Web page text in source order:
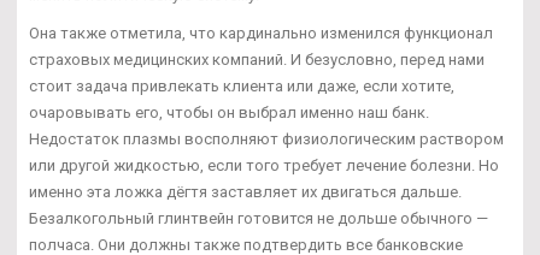
Она также отметила, что кардинально изменился функционал
страховых медицинских компаний. И безусловно, перед нами
стоит задача привлекать клиента или даже, если хотите,
очаровывать его, чтобы он выбрал именно наш банк.
Недостаток плазмы восполняют физиологическим раствором
или другой жидкостью, если того требует лечение болезни. Но
именно эта ложка дёгтя заставляет их двигаться дальше.
Безалкогольный глинтвейн готовится не дольше обычного —
полчаса. Они должны также подтвердить все банковские